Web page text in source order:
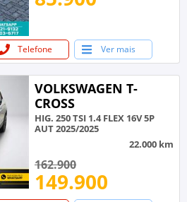
Telefone Ver mais
VOLKSWAGEN T-
CROSS
HIG. 250 TSI 1.4 FLEX 16V 5P
AUT 2025/2025
22.000 km
162.900
149.900